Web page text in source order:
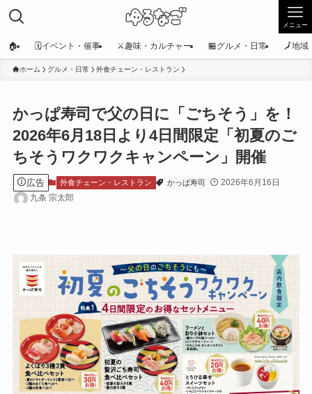
メニュー
🏠 🗓️イベント・催事 ⚔️趣味・カルチャー 🏪グルメ・日常 🗾地域
ホーム グルメ・日常 外食チェーン・レストラン
かっぱ寿司で父の日に「ごちそう」を！
2026年6月18日より4日間限定「初夏のご
ちそうワクワクキャンペーン」開催
広告 外食チェーン・レストラン かっぱ寿司
2026年6月16日
九条 宗太郎